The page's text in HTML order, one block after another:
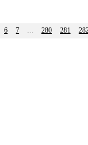
6 7 … 280 281